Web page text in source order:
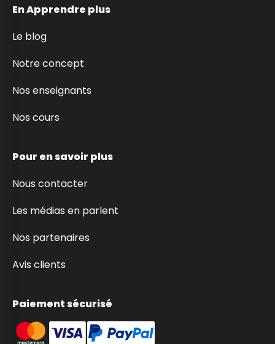
En Apprendre plus
Le blog
Notre concept
Nos enseignants
Nos cours
Pour en savoir plus
Nous contacter
Les médias en parlent
Nos partenaires
Avis clients
Paiement sécurisé